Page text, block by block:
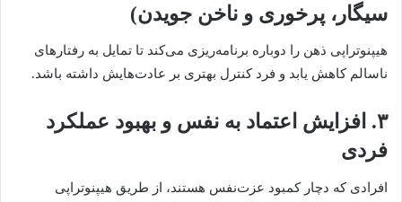
سیگار، پرخوری و ناخن جویدن)
هیپنوتراپی ذهن را دوباره برنامه‌ریزی می‌کند تا تمایل به رفتارهای
ناسالم کاهش یابد و فرد کنترل بهتری بر عادت‌هایش داشته باشد.
۳. افزایش اعتماد به نفس و بهبود عملکرد
فردی
افرادی که دچار کمبود عزت‌نفس هستند، از طریق هیپنوتراپی